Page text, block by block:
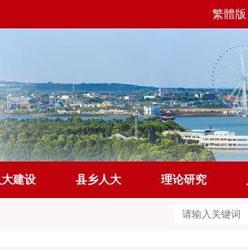
繁體版
大建设 县乡人大 理论研究